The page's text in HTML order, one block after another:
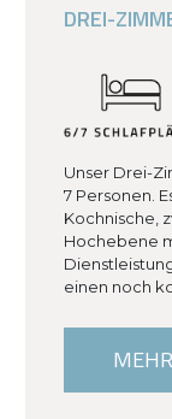
DREI-
Unser Drei-
7 Personen.
Kochnische,
Hochebene
einen noch